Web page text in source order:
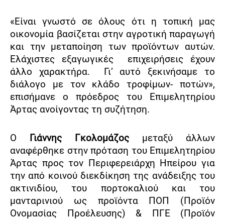
«Είναι γνωστό σε όλους ότι η τοπική μας
οικονομία βασίζεται στην αγροτική παραγωγή
και την μεταποίηση των προϊόντων αυτών.
Ελάχιστες εξαγωγικές
επιχειρήσεις έχουν
άλλο χαρακτήρα.
Γι’ αυτό ξεκινήσαμε το
διάλογο με τον κλάδο τροφίμων- ποτών»,
επισήμανε ο πρόεδρος του Επιμελητηρίου
Άρτας ανοίγοντας τη συζήτηση.
Ο Γιάννης Γκολομάζος μεταξύ άλλων
αναφέρθηκε στην πρόταση του Επιμελητηρίου
Άρτας προς τον Περιφερειάρχη Ηπείρου για
την από κοινού διεκδίκηση της ανάδειξης του
ακτινιδίου, του πορτοκαλιού και του
μανταρινιού ως προϊόντα ΠΟΠ (Προϊόν
Ονομασίας Προέλευσης) & ΠΓΕ (Προϊόν